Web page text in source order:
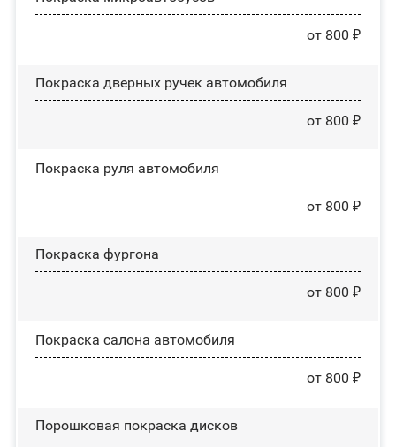
от 800 ₽
Покраска дверных ручек автомобиля
от 800 ₽
Покраска руля автомобиля
от 800 ₽
Покраска фургона
от 800 ₽
Покраска салона автомобиля
от 800 ₽
Порошковая покраска дисков